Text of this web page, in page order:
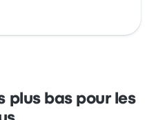
plus bas pour les